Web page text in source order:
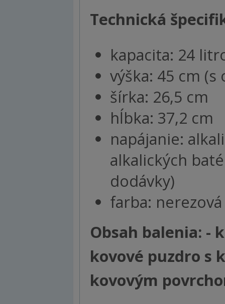
Technická
kapacita: 24
výška: 45 cm
šírka: 26,5 cm
hĺbka: 37,2 cm
napájanie:
alkalických
dodávky)
farba:
Obsah balenia: -
kovové puzdro s
kovovým